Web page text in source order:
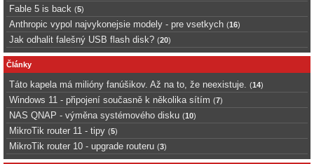
Fable 5 is back (5)
Anthropic vypol najvykonejsie modely - pre vsetkych (16)
Jak odhalit falešný USB flash disk? (20)
Články
Táto kapela má milióny fanúšikov. Až na to, že neexistuje. (14)
Windows 11 - připojení současně k několika sítím (7)
NAS QNAP - výměna systémového disku (10)
MikroTik router 11 - tipy (5)
MikroTik router 10 - upgrade routeru (3)